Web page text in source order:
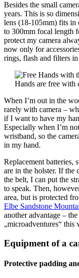
Besides the small
years. This is so
lens (18-105mm) fits in
to 300mm focal length
protect my camera
now only for
rings, flash and filters
Hands are free with
When I’m out in the
rarely with camera –
if I want to have my
Especially when I’m
wristband, so the
in my hand.
Replacement batteries,
are in the holster. If the
the belt, I can put the
to speak. Then,
area, but is protected
Elbe Sandstone
another advantage –
„microadventures“ this
Equipment of a
Protective padding